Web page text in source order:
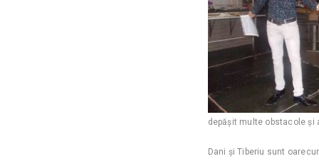
depășit multe obstacole și
Dani și Tiberiu sunt